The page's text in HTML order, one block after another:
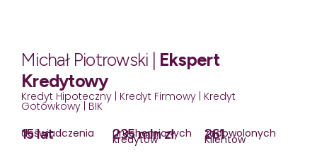
Michał Piotrowski | Ekspert
Kredytowy
Kredyt Hipoteczny | Kredyt Firmowy | Kredyt
Gotówkowy | BIK
15 lat
doświadczenia 235 mln zł
uruchomionych
kredytów 261
zadowolonych
Klientów